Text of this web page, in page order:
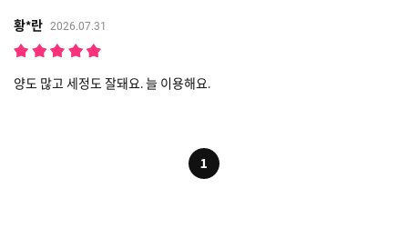
황*란 2026.07.31
양도 많고 세정도 잘돼요. 늘 이용해요.
1